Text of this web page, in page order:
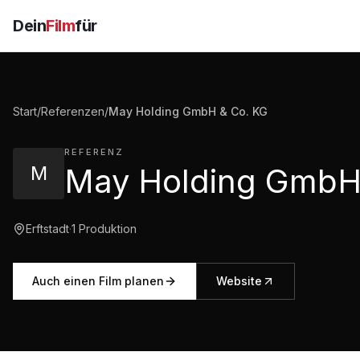
DeinFilmfür
Start/Referenzen/May Holding GmbH & Co. KG
M
REFERENZ
Erftstadt·1 Produktion
Auch einen Film planen Website